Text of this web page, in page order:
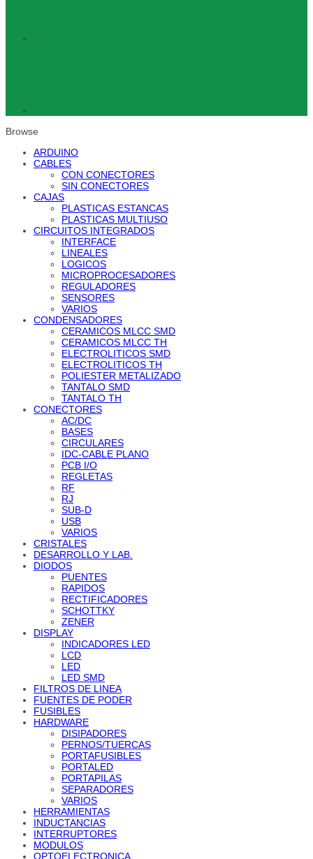
Browse
ARDUINO
CABLES
CON CONECTORES
SIN CONECTORES
CAJAS
PLASTICAS ESTANCAS
PLASTICAS MULTIUSO
CIRCUITOS INTEGRADOS
INTERFACE
LINEALES
LOGICOS
MICROPROCESADORES
REGULADORES
SENSORES
VARIOS
CONDENSADORES
CERAMICOS MLCC SMD
CERAMICOS MLCC TH
ELECTROLITICOS SMD
ELECTROLITICOS TH
POLIESTER METALIZADO
TANTALO SMD
TANTALO TH
CONECTORES
AC/DC
BASES
CIRCULARES
IDC-CABLE PLANO
PCB I/O
REGLETAS
RF
RJ
SUB-D
USB
VARIOS
CRISTALES
DESARROLLO Y LAB.
DIODOS
PUENTES
RAPIDOS
RECTIFICADORES
SCHOTTKY
ZENER
DISPLAY
INDICADORES LED
LCD
LED
LED SMD
FILTROS DE LINEA
FUENTES DE PODER
FUSIBLES
HARDWARE
DISIPADORES
PERNOS/TUERCAS
PORTAFUSIBLES
PORTALED
PORTAPILAS
SEPARADORES
VARIOS
HERRAMIENTAS
INDUCTANCIAS
INTERRUPTORES
MODULOS
OPTOELECTRONICA